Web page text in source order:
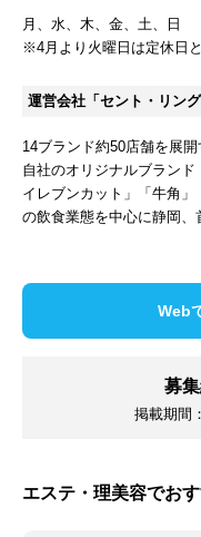
月 水 木 金 土
日
※4月より火曜日は定休日と
運営会社「セント・リン
14ブランド約50店舗を展
自社のオリジナルブランド
イレブンカット」「牛角
の飲食業態を中心に静岡、
Web
募
掲載期間：
エステ・理美容でお